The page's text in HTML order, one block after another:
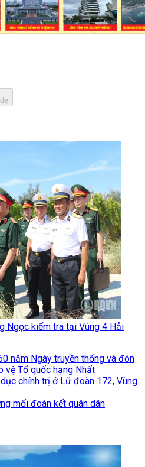
Ngọc kiểm tra tại Vùng 4 Hải
năm Ngày truyền thống và đón
vệ Tổ quốc hạng Nhất
chính trị ở Lữ đoàn 172, Vùng
mối đoàn kết quân dân